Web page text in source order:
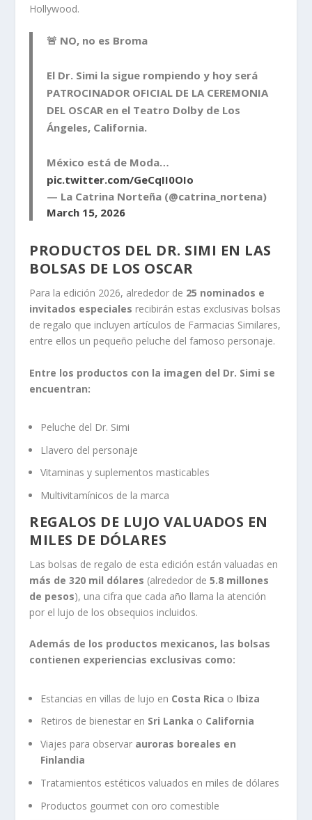
Hollywood.
🚨 NO, no es Broma
El Dr. Simi la sigue rompiendo y hoy será
PATROCINADOR OFICIAL DE LA CEREMONIA
DEL OSCAR en el Teatro Dolby de Los
Ángeles, California.
México está de Moda…
pic.twitter.com/GeCqII0OIo
— La Catrina Norteña (@catrina_nortena)
March 15, 2026
PRODUCTOS DEL DR. SIMI EN LAS
BOLSAS DE LOS OSCAR
Para la edición 2026, alrededor de 25 nominados e
invitados especiales recibirán estas exclusivas bolsas
de regalo que incluyen artículos de Farmacias Similares,
entre ellos un pequeño peluche del famoso personaje.
Entre los productos con la imagen del Dr. Simi se
encuentran:
Peluche del Dr. Simi
Llavero del personaje
Vitaminas y suplementos masticables
Multivitamínicos de la marca
REGALOS DE LUJO VALUADOS EN
MILES DE DÓLARES
Las bolsas de regalo de esta edición están valuadas en
más de 320 mil dólares (alrededor de5.8 millones
de pesos), una cifra que cada año llama la atención
por el lujo de los obsequios incluidos.
Además de los productos mexicanos, las bolsas
contienen experiencias exclusivas como:
Estancias en villas de lujo en Costa Rica o Ibiza
Retiros de bienestar en Sri Lanka o California
Viajes para observar auroras boreales en
Finlandia
Tratamientos estéticos valuados en miles de dólares
Productos gourmet con oro comestible